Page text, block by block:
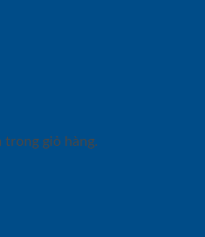
trong giỏ hàng.